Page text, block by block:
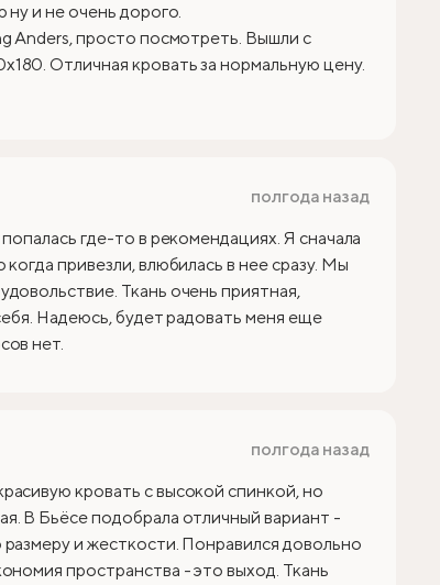
и не очень дорого.
Anders, просто посмотреть. Вышли с
Отличная кровать за нормальную цену.
полгода назад
где-то в рекомендациях. Я сначала
привезли, влюбилась в нее сразу. Мы
Ткань очень приятная,
Надеюсь, будет радовать меня еще
нет.
полгода назад
кровать с высокой спинкой, но
В Бьёсе подобрала отличный вариант -
и жесткости. Понравился довольно
пространства - это выход. Ткань